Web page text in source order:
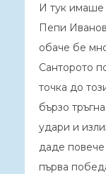
И тук имаше
Пепи
обаче бе
Санторото
точка до
бързо
удари и
даде
първа